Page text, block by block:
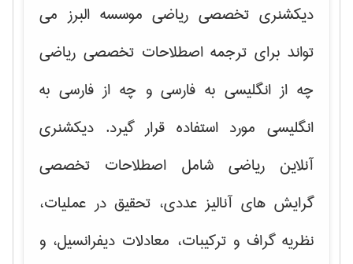
دیکشنری تخصصی ریاضی موسسه البرز می
تواند برای ترجمه اصطلاحات تخصصی ریاضی
چه از انگلیسی به فارسی و چه از فارسی به
انگلیسی مورد استفاده قرار گیرد. دیکشنری
آنلاین ریاضی شامل اصطلاحات تخصصی
گرایش های آنالیز عددی، تحقیق در عملیات،
نظریه گراف و تركیبات، معادلات دیفرانسیل، و